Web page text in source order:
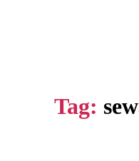
Tag: